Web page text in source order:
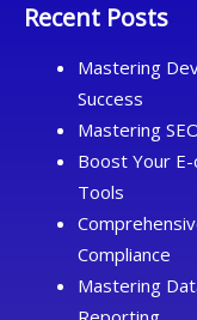
Recent Posts
Mastering
Success
Mastering
Boost Your
Tools
Compliance
Mastering